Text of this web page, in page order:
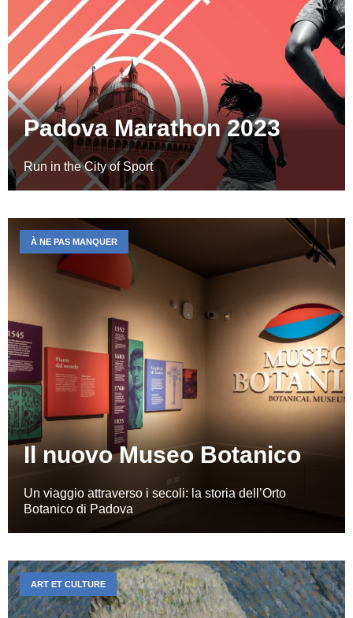
Padova Marathon 2023
Run in the City of Sport
Il nuovo Museo Botanico
Un viaggio attraverso i secoli: la storia dell’Orto
Botanico di Padova
À NE PAS MANQUER
ART ET CULTURE